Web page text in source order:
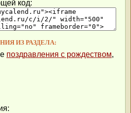
код:
ИЗ РАЗДЕЛА:
поздравления с рождеством,